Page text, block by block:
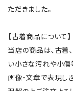
ただきました。
【古着商品について】
当店の商品は、古着
い小さな汚れや小傷
画像・文章で表現し